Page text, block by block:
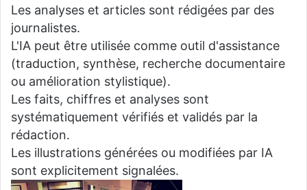
Les analyses et articles sont rédigées par des
journalistes.
L'IA peut être utilisée comme outil d'assistance
(traduction, synthèse, recherche documentaire
ou amélioration stylistique).
Les faits, chiffres et analyses sont
systématiquement vérifiés et validés par la
rédaction.
Les illustrations générées ou modifiées par IA
sont explicitement signalées.